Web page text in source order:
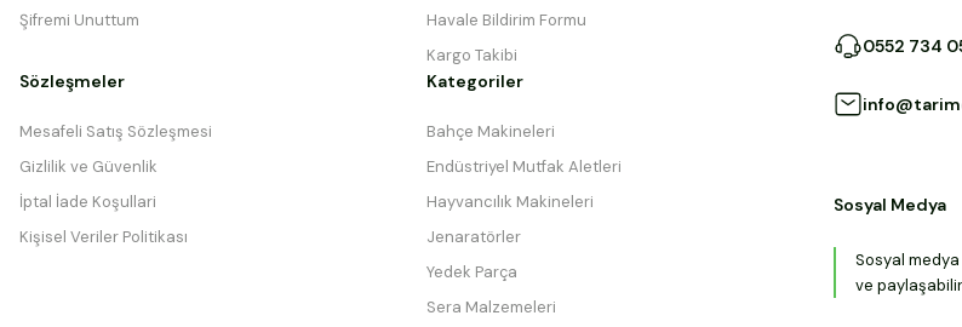
Şifremi Unuttum
Havale Bildirim Formu
Kargo Takibi
Sözleşmeler
Mesafeli Satış Sözleşmesi
Gizlilik ve Güvenlik
İptal İade Koşullari
Kişisel Veriler Politikası
Kategoriler
Bahçe Makineleri
Endüstriyel Mutfak Aletleri
Hayvancılık Makineleri
Jenaratörler
Yedek Parça
Sera Malzemeleri
0552 734
Sosyal Medya
Sosyal
ve